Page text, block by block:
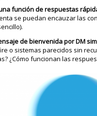
función de respuestas
se puedan encauzar las
de bienvenida por DM
o sistemas parecidos sin
¿Cómo funcionan las